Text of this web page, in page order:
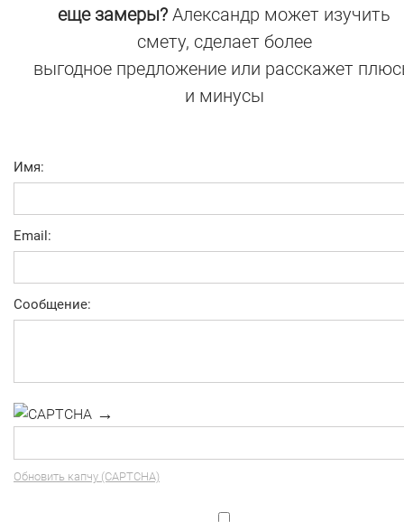
еще замеры? Александр может изучить
смету, сделает более
выгодное предложение или расскажет
и минусы
Имя:
Email:
Сообщение:
→
Обновить капчу (CAPTCHA)